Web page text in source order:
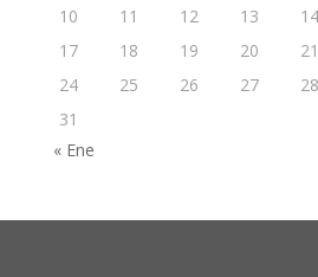
10
11 12 13 14
17
18 19 20 21
24
25 26 27 28
31
« Ene